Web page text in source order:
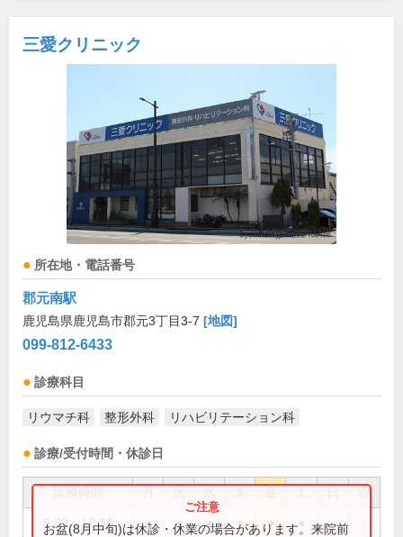
三愛クリニック
所在地・電話番号
郡元南駅
鹿児島県鹿児島市郡元3丁目3-7 [地図]
099-812-6433
診療科目
リウマチ科 整形外科 リハビリテーション科
診療/受付時間・休診日
祝
9:00～12:30 ● ● ● ● ●
お盆(8月中旬)は休診・休業の場合があります。来院前